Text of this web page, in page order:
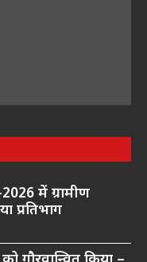
में ग्रामीण
प्रतिभाग